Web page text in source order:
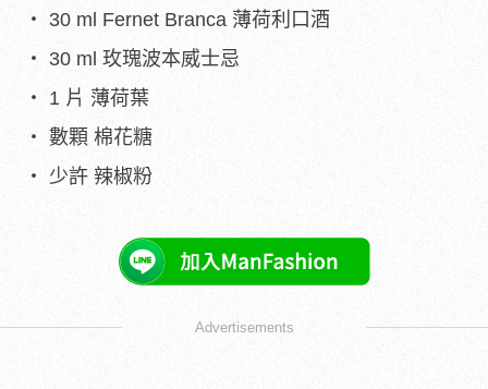
30 ml Fernet Branca 薄荷利口酒
30 ml 玫瑰波本威士忌
1 片 薄荷葉
數顆 棉花糖
少許 辣椒粉
Advertisements